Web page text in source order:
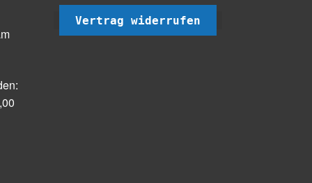
Vertrag widerrufen